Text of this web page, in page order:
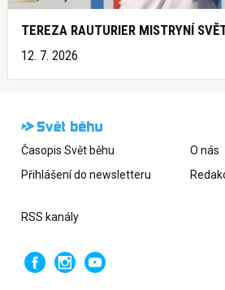
TEREZA RAUTURIER MISTRYNÍ
12. 7. 2026
Časopis Svět běhu
Přihlášení do newsletteru
O nás
RSS kanály